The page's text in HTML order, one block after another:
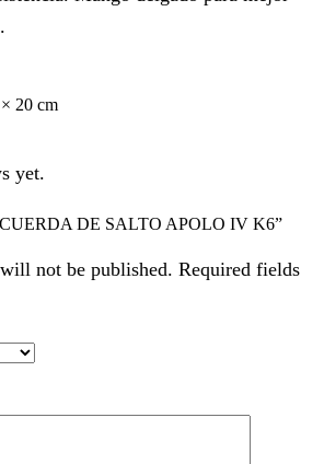
20 cm
yet.
DE SALTO APOLO IV K6”
not be published. Required fields